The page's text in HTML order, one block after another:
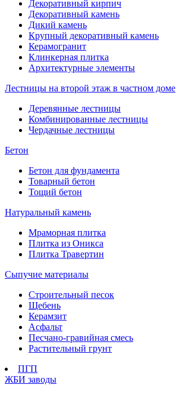
Декоративный кирпич
Декоративный камень
Дикий камень
Крупный декоративный камень
Керамогранит
Клинкерная плитка
Архитектурные элементы
Лестницы на второй этаж в частном доме
Деревянные лестницы
Комбинированные лестницы
Чердачные лестницы
Бетон
Бетон для фундамента
Товарный бетон
Тощий бетон
Натуральный камень
Мраморная плитка
Плитка из Оникса
Плитка Травертин
Сыпучие материалы
Строительный песок
Щебень
Керамзит
Асфальт
Песчано-гравийная смесь
Растительный грунт
ПГП
ЖБИ заводы